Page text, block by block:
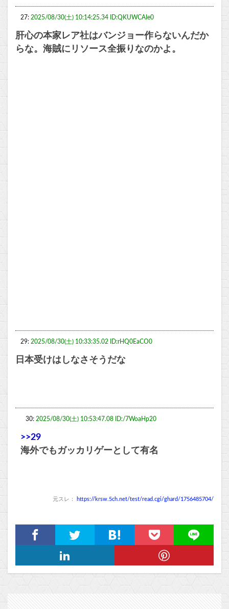
27: 2025/08/30(土) 10:14:25.34 ID:QKUWCAIe0
肝心の本家レア社はバンジョー作らないんだか
らな。海賊にリソース全振りなのかよ。
29: 2025/08/30(土) 10:33:35.02 ID:rHQ0EaCO0
日本受けはしなさそうだな
30: 2025/08/30(土) 10:53:47.08 ID:/7WoaHp20
>>29
海外でもガッカリゲーとして有名
元スレ： https://krsw.5ch.net/test/read.cgi/ghard/1756485704/